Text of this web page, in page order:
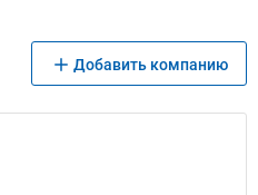
Добавить компанию